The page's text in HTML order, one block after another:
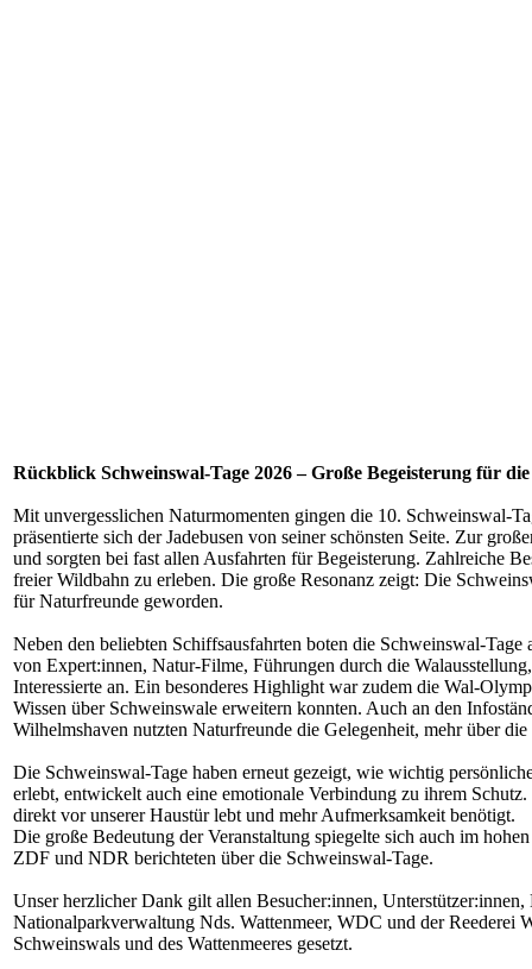
Rückblick Schweinswal-Tage 2026 – Große Begeisterung für
Mit unvergesslichen Naturmomenten gingen die 10. Schweinswal-
präsentierte sich der Jadebusen von seiner schönsten Seite. Zur
und sorgten bei fast allen Ausfahrten für Begeisterung. Zahlreiche
freier Wildbahn zu erleben. Die große Resonanz zeigt: Die
für Naturfreunde geworden.
Neben den beliebten Schiffsausfahrten boten die Schweinswal-
von Expert:innen, Natur-Filme, Führungen durch die
Interessierte an. Ein besonderes Highlight war zudem die Wal-
Wissen über Schweinswale erweitern konnten. Auch an den
Wilhelmshaven nutzten Naturfreunde die Gelegenheit, mehr über
Die Schweinswal-Tage haben erneut gezeigt, wie wichtig
erlebt, entwickelt auch eine emotionale Verbindung zu ihrem
direkt vor unserer Haustür lebt und mehr Aufmerksamkeit benötigt.
Die große Bedeutung der Veranstaltung spiegelte sich auch im
ZDF und NDR berichteten über die Schweinswal-Tage.
Unser herzlicher Dank gilt allen Besucher:innen,
Nationalparkverwaltung Nds. Wattenmeer, WDC und der Reederei
Schweinswals und des Wattenmeeres gesetzt.